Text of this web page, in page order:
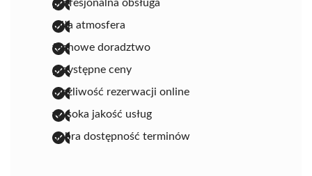
profesjonalna obsługa
miła atmosfera
fachowe doradztwo
przystępne ceny
możliwość rezerwacji online
wysoka jakość usług
dobra dostępność terminów